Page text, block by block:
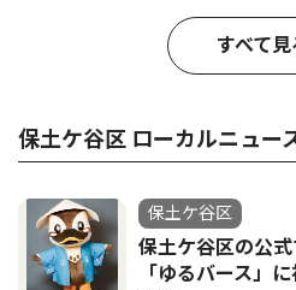
すべて見
保土ケ谷区 ローカルニュー
保土ケ谷区
保土ケ谷区の公
「ゆるバース」